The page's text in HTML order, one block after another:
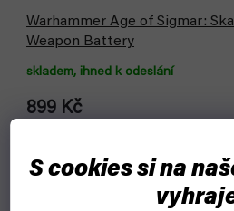
S cookies si na
Warhammer Age of Sigmar:
Weapon Battery
skladem, ihned k odeslání
899 Kč
Tři miniatury Warpspark Weapon
Age of Sigmar pro frakci Skaven.